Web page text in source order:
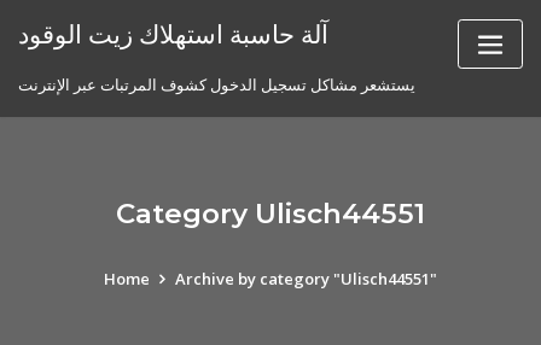
آلة حاسبة استهلاك زيت الوقود
يستشعر مشاكل تسجيل الدخول كشوف المرتبات عبر الإنترنت
Category Ulisch44551
Home Archive by category "Ulisch44551"